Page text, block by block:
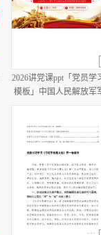
2026讲党课ppt「党员学
模板」中国人民解放军
建军99周年八一建军节
整内容】.pptx